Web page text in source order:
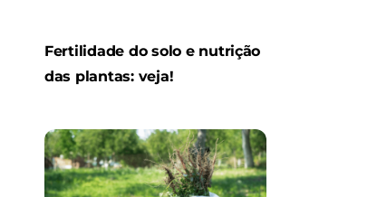
Fertilidade do solo e nutrição
das plantas: veja!